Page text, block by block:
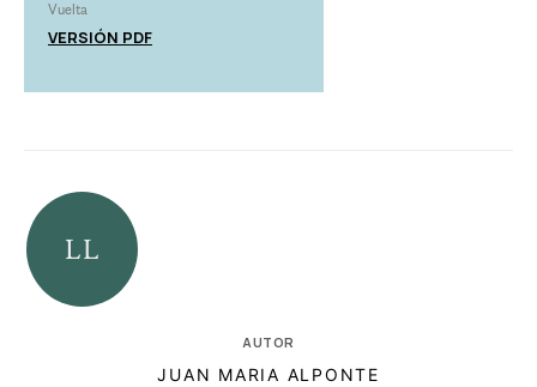
Vuelta
VERSIÓN PDF
AUTOR
JUAN MARIA ALPONTE